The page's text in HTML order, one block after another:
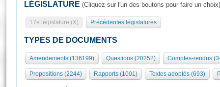
Présidence
577 députés
Groupes politiques
Séance publique
Commissions et autres organes
Europe et International
Rôle et pouvoirs de l'Assemblée
Organisation de l'Assemblée
Présidence Conférence des Présidents Bureau Collège des
Visiter l'Assemblée
Visite virtuelle du palais Bourbon
Assister à une séance
LÉGISLATURE (Cliquez sur l'un des boutons pour faire un choix)
17e législature (X) Précédentes législatures
TYPES DE DOCUMENTS
Amendements (136199) Questions (20252) Comptes-rendus
Propositions (2244) Rapports (1001) Textes adoptés (693)